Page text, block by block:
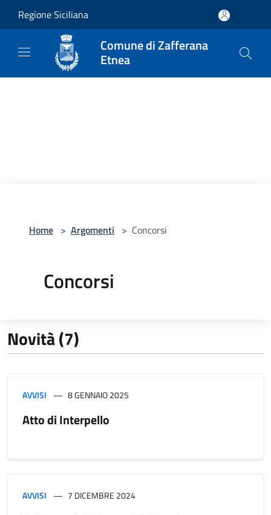
Regione Siciliana
Comune di Zafferana
Etnea
Home > Argomenti > Concorsi
Concorsi
Novità (7)
AVVISI 8 GENNAIO 2025
Atto di Interpello
AVVISI 7 DICEMBRE 2024